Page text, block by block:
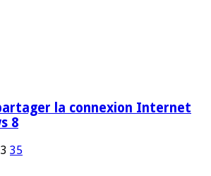
la connexion Internet
8
35